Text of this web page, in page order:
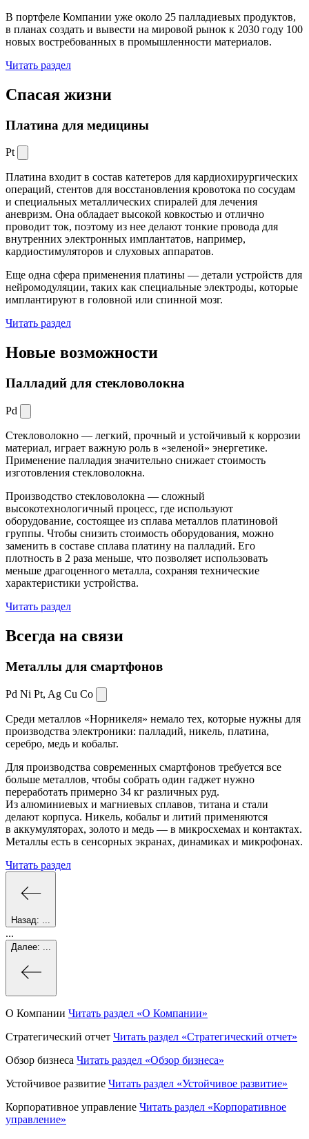
В портфеле Компании уже около 25 палладиевых продуктов,
в планах создать и вывести на мировой рынок к 2030 году 100
новых востребованных в промышленности материалов.
Читать раздел
Спасая жизни
Платина для медицины
Pt
Платина входит в состав катетеров для кардиохирургических
операций, стентов для восстановления кровотока по сосудам
и специальных металлических спиралей для лечения
аневризм. Она обладает высокой ковкостью и отлично
проводит ток, поэтому из нее делают тонкие провода для
внутренних электронных имплантатов, например,
кардиостимуляторов и слуховых аппаратов.
Еще одна сфера применения платины — детали устройств для
нейромодуляции, таких как специальные электроды, которые
имплантируют в головной или спинной мозг.
Читать раздел
Новые возможности
Палладий для стекловолокна
Pd
Стекловолокно — легкий, прочный и устойчивый к коррозии
материал, играет важную роль в «зеленой» энергетике.
Применение палладия значительно снижает стоимость
изготовления стекловолокна.
Производство стекловолокна — сложный
высокотехнологичный процесс, где используют
оборудование, состоящее из сплава металлов платиновой
группы. Чтобы снизить стоимость оборудования, можно
заменить в составе сплава платину на палладий. Его
плотность в 2 раза меньше, что позволяет использовать
меньше драгоценного металла, сохраняя технические
характеристики устройства.
Читать раздел
Всегда на связи
Металлы для смартфонов
Pd Ni Pt, Ag Cu Co
Среди металлов «Норникеля» немало тех, которые нужны для
производства электроники: палладий, никель, платина,
серебро, медь и кобальт.
Для производства современных смартфонов требуется все
больше металлов, чтобы собрать один гаджет нужно
переработать примерно 34 кг различных руд.
Из алюминиевых и магниевых сплавов, титана и стали
делают корпуса. Никель, кобальт и литий применяются
в аккумуляторах, золото и медь — в микросхемах и контактах.
Металлы есть в сенсорных экранах, динамиках и микрофонах.
Читать раздел
Назад:
...
Далее:
О Компании Читать раздел «О Компании»
Стратегический отчет Читать раздел «Стратегический отчет»
Обзор бизнеса Читать раздел «Обзор бизнеса»
Устойчивое развитие Читать раздел «Устойчивое развитие»
Корпоративное управление Читать раздел «Корпоративное
управление»